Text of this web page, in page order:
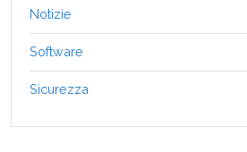
Notizie
Software
Sicurezza